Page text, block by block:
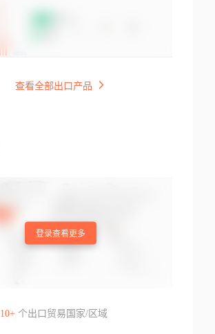
查看全部出口产品
登录查看更多
10+个出口贸易国家/区域